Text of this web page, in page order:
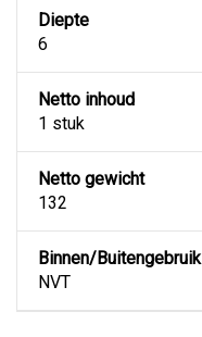
Diepte
6
Netto inhoud
1 stuk
Netto gewicht
132
Binnen/Buitengebruik
NVT